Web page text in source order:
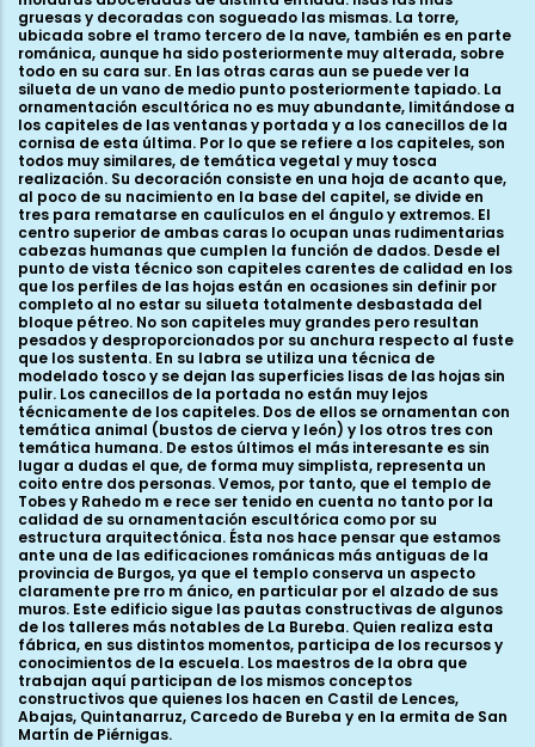
gruesas y decoradas con sogueado las mismas. La torre,
ubicada sobre el tramo tercero de la nave, también es en parte
románica, aunque ha sido posteriormente muy alterada, sobre
todo en su cara sur. En las otras caras aun se puede ver la
silueta de un vano de medio punto posteriormente tapiado. La
ornamentación escultórica no es muy abundante, limitándose a
los capiteles de las ventanas y portada y a los canecillos de la
cornisa de esta última. Por lo que se refiere a los capiteles, son
todos muy similares, de temática vegetal y muy tosca
realización. Su decoración consiste en una hoja de acanto que,
al poco de su nacimiento en la base del capitel, se divide en
tres para rematarse en caulículos en el ángulo y extremos. El
centro superior de ambas caras lo ocupan unas rudimentarias
cabezas humanas que cumplen la función de dados. Desde el
punto de vista técnico son capiteles carentes de calidad en los
que los perfiles de las hojas están en ocasiones sin definir por
completo al no estar su silueta totalmente desbastada del
bloque pétreo. No son capiteles muy grandes pero resultan
pesados y desproporcionados por su anchura respecto al fuste
que los sustenta. En su labra se utiliza una técnica de
modelado tosco y se dejan las superficies lisas de las hojas sin
pulir. Los canecillos de la portada no están muy lejos
técnicamente de los capiteles. Dos de ellos se ornamentan con
temática animal (bustos de cierva y león) y los otros tres con
temática humana. De estos últimos el más interesante es sin
lugar a dudas el que, de forma muy simplista, representa un
coito entre dos personas. Vemos, por tanto, que el templo de
Tobes y Rahedo m e rece ser tenido en cuenta no tanto por la
calidad de su ornamentación escultórica como por su
estructura arquitectónica. Ésta nos hace pensar que estamos
ante una de las edificaciones románicas más antiguas de la
provincia de Burgos, ya que el templo conserva un aspecto
claramente pre rro m ánico, en particular por el alzado de sus
muros. Este edificio sigue las pautas constructivas de algunos
de los talleres más notables de La Bureba. Quien realiza esta
fábrica, en sus distintos momentos, participa de los recursos y
conocimientos de la escuela. Los maestros de la obra que
trabajan aquí participan de los mismos conceptos
constructivos que quienes los hacen en Castil de Lences,
Abajas, Quintanarruz, Carcedo de Bureba y en la ermita de San
Martín de Piérnigas.